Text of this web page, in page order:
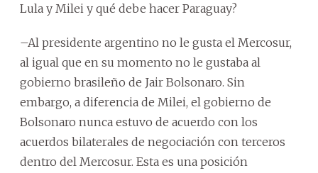
Lula y Milei y qué debe hacer Paraguay?
–Al presidente argentino no le gusta el Mercosur,
al igual que en su momento no le gustaba al
gobierno brasileño de Jair Bolsonaro. Sin
embargo, a diferencia de Milei, el gobierno de
Bolsonaro nunca estuvo de acuerdo con los
acuerdos bilaterales de negociación con terceros
dentro del Mercosur. Esta es una posición